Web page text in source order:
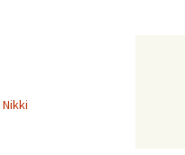
Nikki